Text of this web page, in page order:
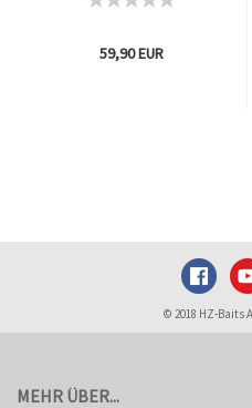
59,90 EUR
© 2018 HZ-Baits
MEHR ÜBER...